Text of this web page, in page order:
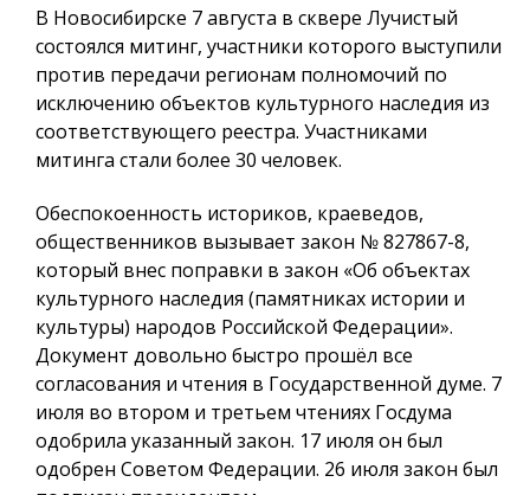
В Новосибирске 7 августа в сквере Лучистый
состоялся митинг, участники которого выступили
против передачи регионам полномочий по
исключению объектов культурного наследия из
соответствующего реестра. Участниками
митинга стали более 30 человек.
Обеспокоенность историков, краеведов,
общественников вызывает закон № 827867-8,
который внес поправки в закон «Об объектах
культурного наследия (памятниках истории и
культуры) народов Российской Федерации».
Документ довольно быстро прошёл все
согласования и чтения в Государственной думе. 7
июля во втором и третьем чтениях Госдума
одобрила указанный закон. 17 июля он был
одобрен Советом Федерации. 26 июля закон был